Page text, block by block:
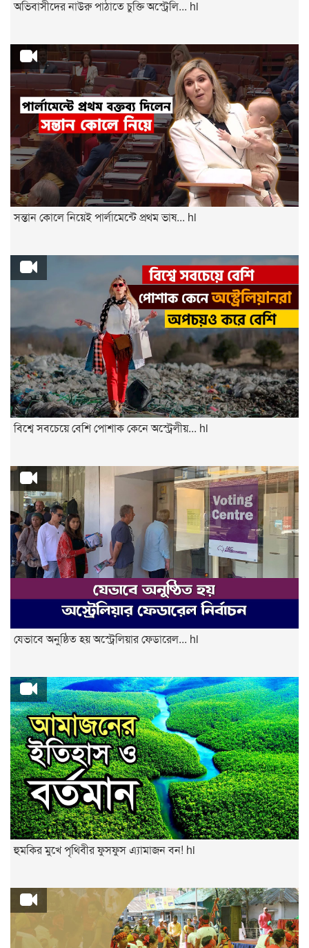
অভিবাসীদের নাউরু পাঠাতে চুক্তি অস্ট্রেলি... hi
সন্তান কোলে নিয়েই পার্লামেন্টে প্রথম ভাষ... hi
বিশ্বে সবচেয়ে বেশি পোশাক কেনে অস্ট্রেলীয়... hi
যেভাবে অনুষ্ঠিত হয় অস্ট্রেলিয়ার ফেডারেল... hi
হুমকির মুখে পৃথিবীর ফুসফুস এ্যামাজন বন! hi